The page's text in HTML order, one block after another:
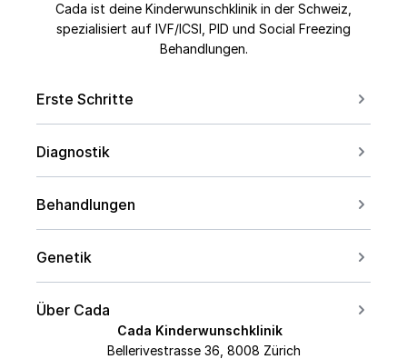
Cada ist deine Kinderwunschklinik in der Schweiz,
spezialisiert auf IVF/ICSI, PID und Social Freezing
Behandlungen.
Cada Kinderwunschklinik
Bellerivestrasse 36, 8008 Zürich
Erste Schritte
Kinderwunsch ab 40
Diagnostik
Für Männer
Bei PCOS
Bei Endometriose
Behandlungen
IVF
Genetik
Über Cada
Medizinisches Team